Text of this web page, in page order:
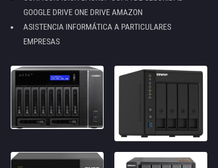
GOOGLE DRIVE ONE DRIVE AMAZON
ASISTENCIA INFORMÁTICA A PARTICULARES
EMPRESAS